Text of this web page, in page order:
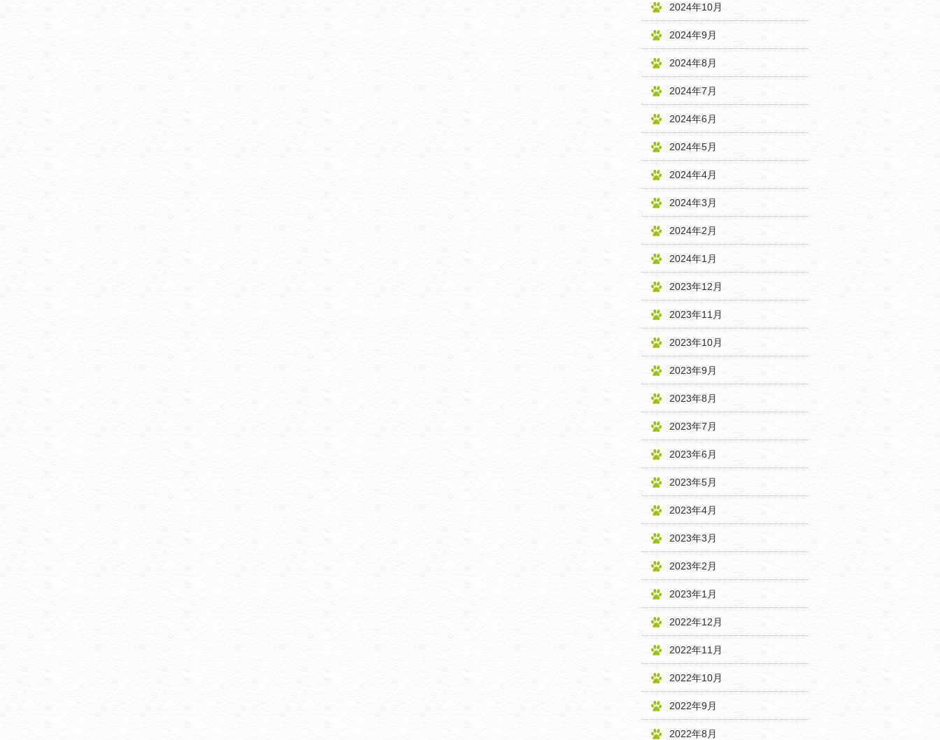
2024年10月
2024年9月
2024年8月
2024年7月
2024年6月
2024年5月
2024年4月
2024年3月
2024年2月
2024年1月
2023年12月
2023年11月
2023年10月
2023年9月
2023年8月
2023年7月
2023年6月
2023年5月
2023年4月
2023年3月
2023年2月
2023年1月
2022年12月
2022年11月
2022年10月
2022年9月
2022年8月